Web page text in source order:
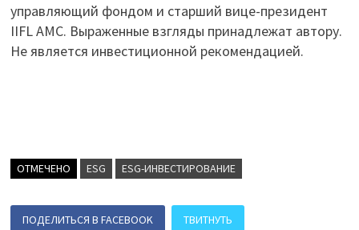
управляющий фондом и старший вице-президент
IIFL AMC. Выраженные взгляды принадлежат автору.
Не является инвестиционной рекомендацией.
ОТМЕЧЕНО ESG ESG-ИНВЕСТИРОВАНИЕ
ПОДЕЛИТЬСЯ В FACEBOOK ТВИТНУТЬ